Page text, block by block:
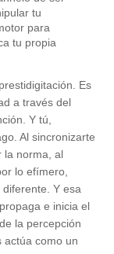
tu
para
tu propia
Es
a través del
Y tú,
Al sincronizarte
la norma, al
lo efímero,
Y esa
e inicia el
la percepción
actúa como un